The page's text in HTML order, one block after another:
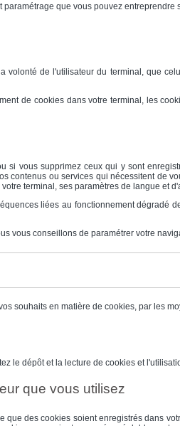
que vous pouvez
volonté de l'utilisateur du terminal, que
de cookies dans votre terminal, les
si vous supprimez ceux qui y sont
contenus ou services qui nécessitent de
terminal, ses paramètres de langue et
liées au fonctionnement
vous conseillons de paramétrer votre
souhaits en matière de cookies, par les
le dépôt et la lecture de cookies et
que vous utilisez
des cookies soient enregistrés dans